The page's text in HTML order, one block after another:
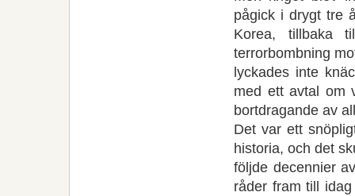
pågick i drygt tre
Korea, tillbaka
terrorbombning
lyckades inte
med ett avtal om
bortdragande av
Det var ett
historia, och det
följde decennier
råder fram till